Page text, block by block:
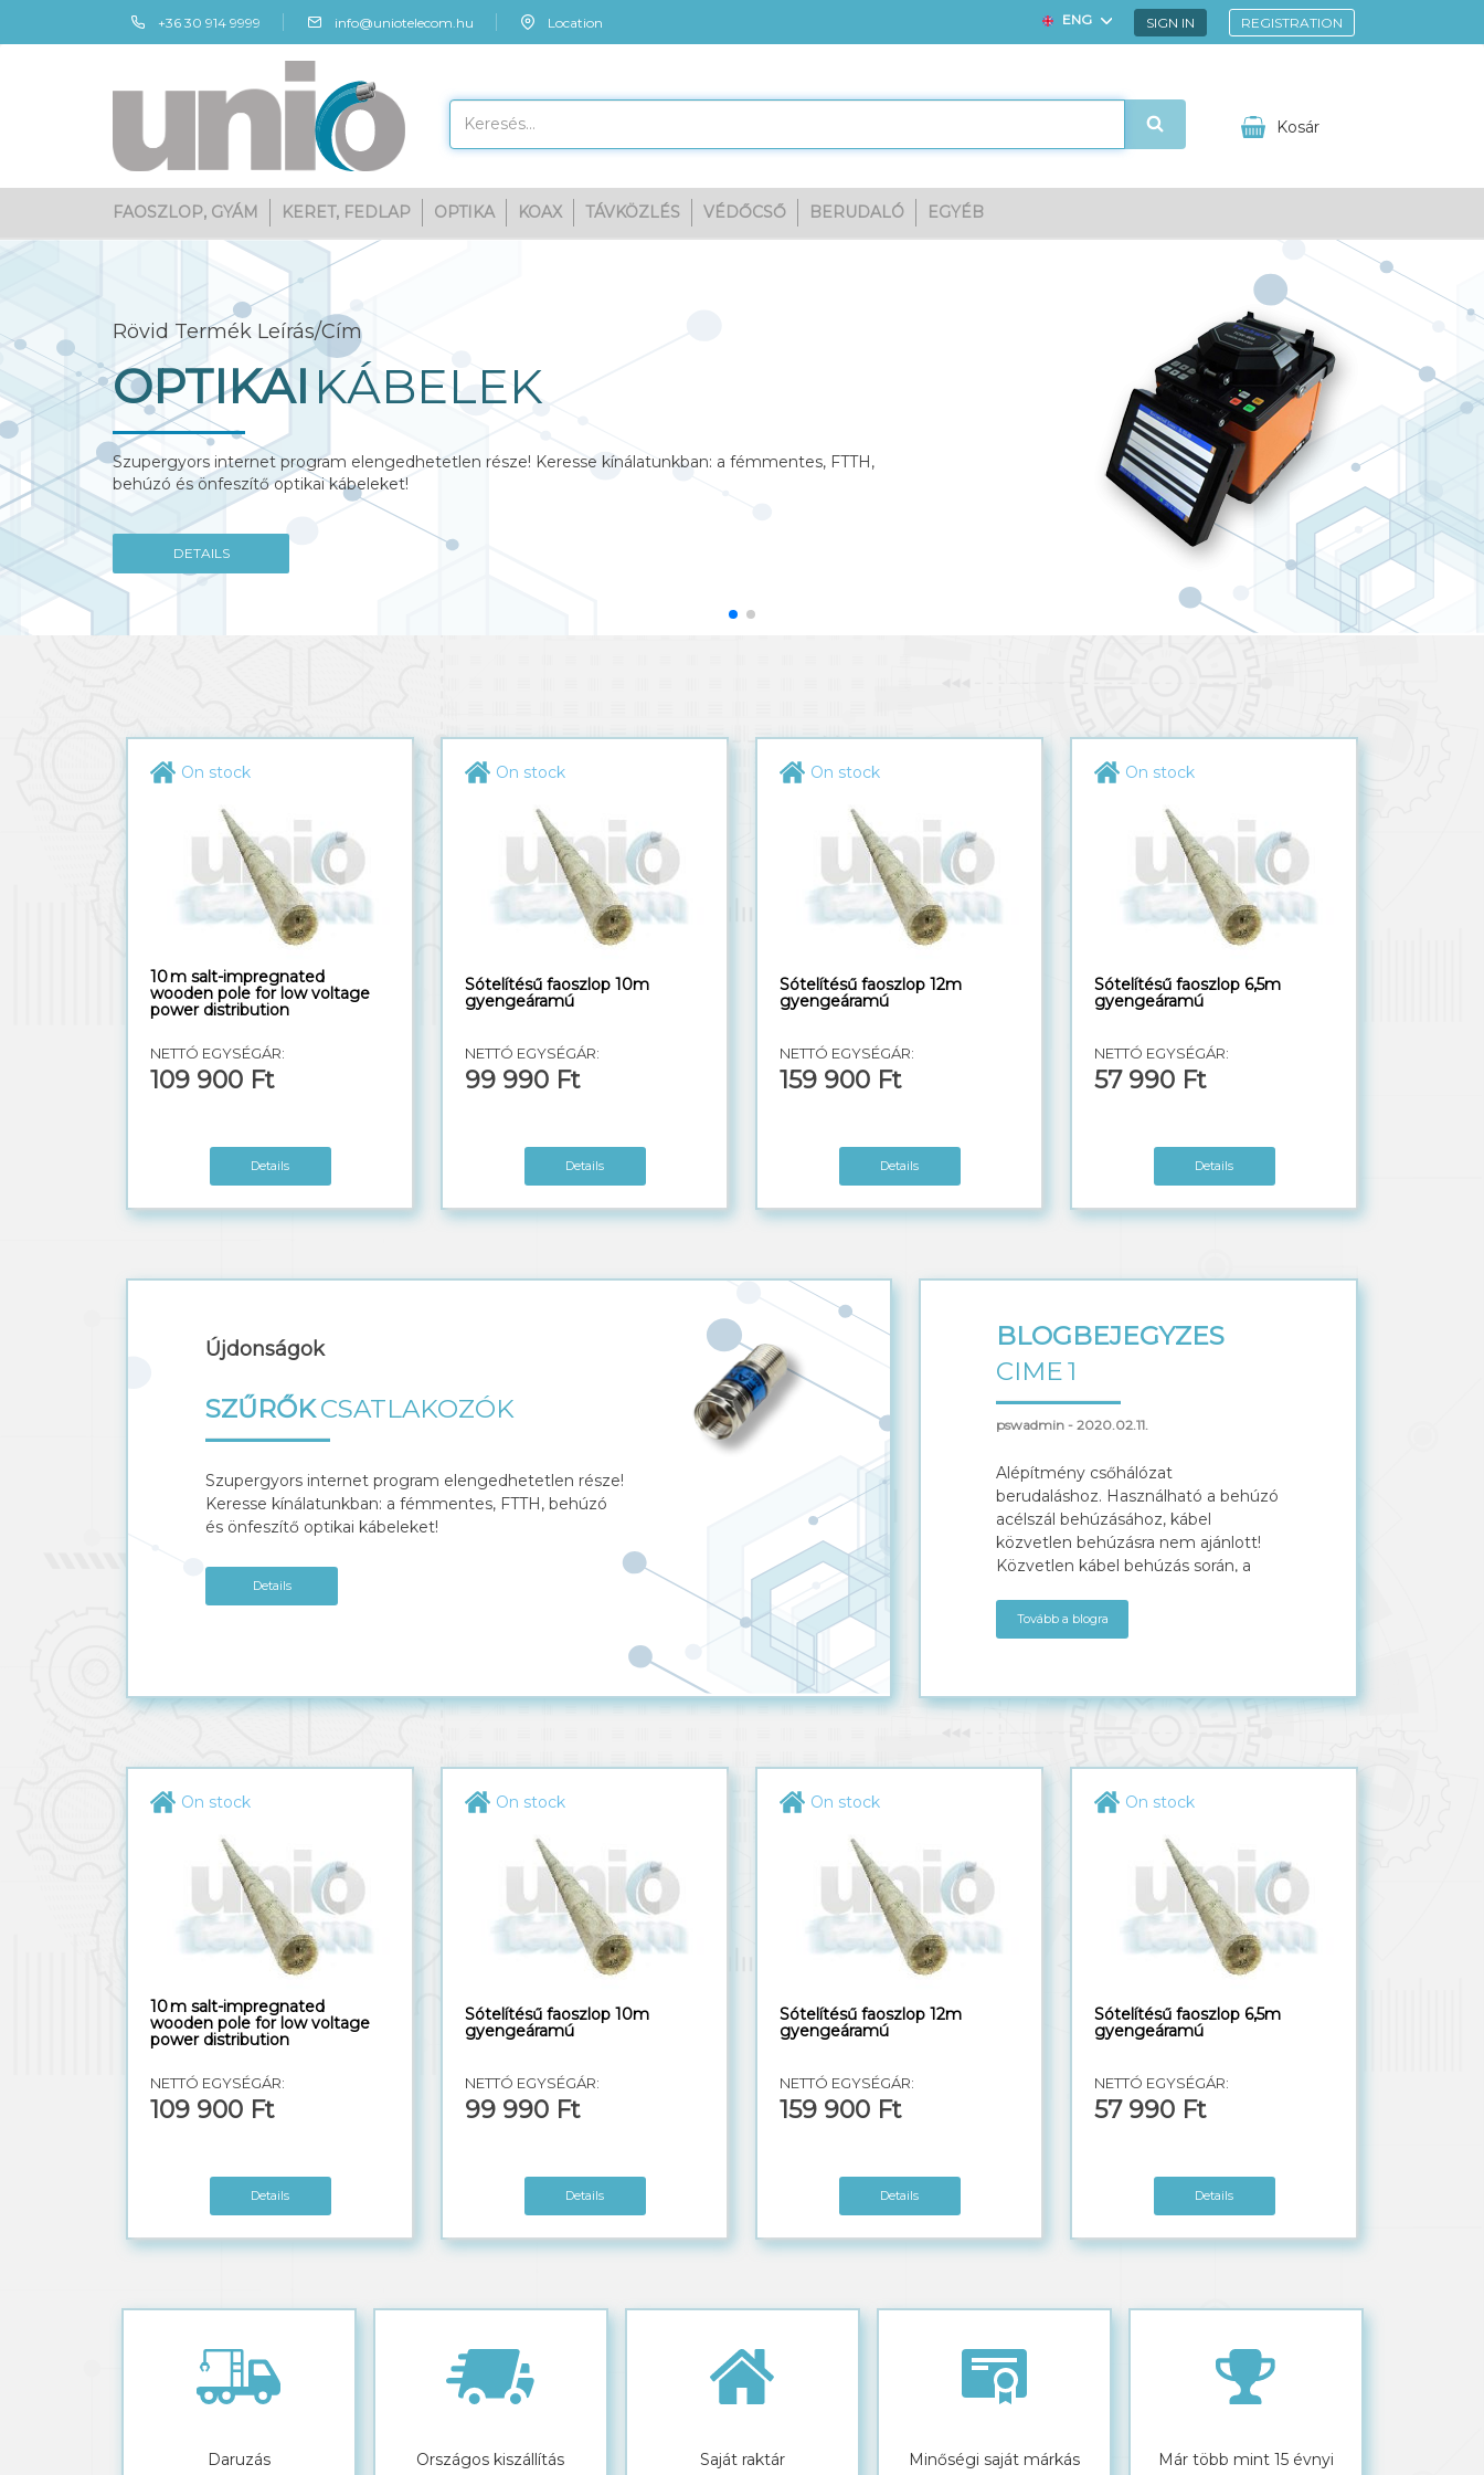
+36 30 914 9999 info@uniotelecom.hu Location ENG SIGN IN REGISTRATION
Kosár
FAOSZLOP, GYÁM KERET, FEDLAP OPTIKA KOAX TÁVKÖZLÉS VÉDŐCSŐ BERUDALÓ EGYÉB
SZŰRŐK
Szupergyors internet program elengedhetetlen része! Keresse kínálatunkban: a fémmentes, FTTH,
On stock
10 m salt-impregnated
wooden pole for low voltage
power distribution
NETTÓ EGYSÉGÁR:
109 900 Ft
Details
On stock
Sótelítésű faoszlop 10m
gyengeáramú
NETTÓ EGYSÉGÁR:
99 990 Ft
Details
On stock
Sótelítésű faoszlop 12m
gyengeáramú
NETTÓ EGYSÉGÁR:
159 900 Ft
Details
On stock
Sótelítésű faoszlop 6,5m
gyengeáramú
NETTÓ EGYSÉGÁR:
57 990 Ft
Details
Újdonságok
SZŰRŐKCSATLAKOZÓK
Szupergyors internet program elengedhetetlen része!
Keresse kínálatunkban: a fémmentes, FTTH, behúzó
és önfeszítő optikai kábeleket!
Details
BLOGBEJEGYZES
CIME1
pswadmin - 2020.02.11.
Alépítmény csőhálózat
berudaláshoz. Használható a behúzó
acélszál behúzásához, kábel
közvetlen behúzásra nem ajánlott!
Közvetlen kábel behúzás során, a
mechanikai sérülésekre garanciát
nem vállalunk! Csomag tartalma: 2,5
Tovább a blogra
On stock
10 m salt-impregnated
wooden pole for low voltage
power distribution
NETTÓ EGYSÉGÁR:
109 900 Ft
Details
On stock
Sótelítésű faoszlop 10m
gyengeáramú
NETTÓ EGYSÉGÁR:
99 990 Ft
Details
On stock
Sótelítésű faoszlop 12m
gyengeáramú
NETTÓ EGYSÉGÁR:
159 900 Ft
Details
On stock
Sótelítésű faoszlop 6,5m
gyengeáramú
NETTÓ EGYSÉGÁR:
57 990 Ft
Details
Daruzás Országos kiszállítás Saját raktár
Minőségi saját márkás
Már több mint 15 évnyi